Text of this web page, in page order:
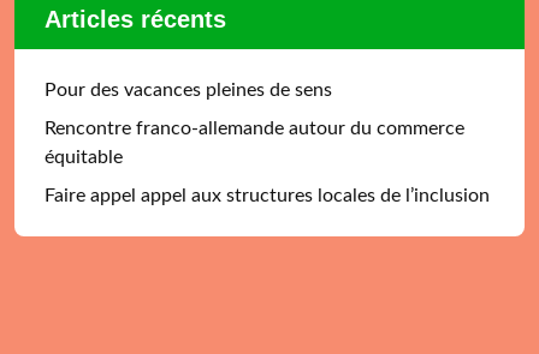
Articles récents
Pour des vacances pleines de sens
Rencontre franco-allemande autour du commerce
équitable
Faire appel appel aux structures locales de l’inclusion